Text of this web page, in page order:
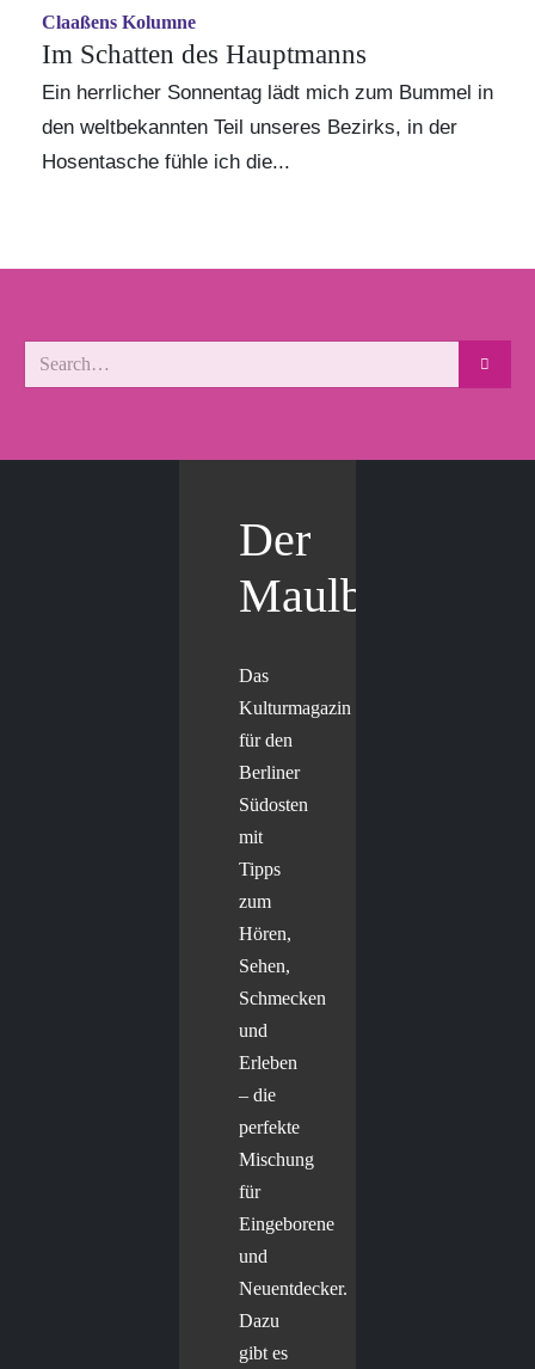
Claaßens Kolumne
Im Schatten des Hauptmanns
Ein herrlicher Sonnentag lädt mich zum Bummel in
den weltbekannten Teil unseres Bezirks, in der
Hosentasche fühle ich die...
Der
Maulbär
Das
Kulturmagazin
für den
Berliner
Südosten
mit
Tipps
zum
Hören,
Sehen,
Schmecken
und
Erleben
– die
perfekte
Mischung
für
Eingeborene
und
Neuentdecker.
Dazu
gibt es